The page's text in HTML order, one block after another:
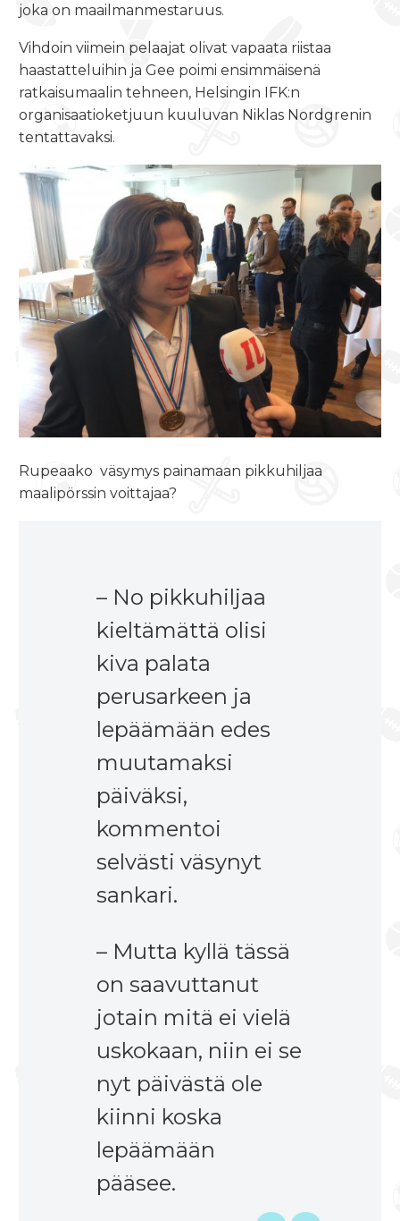
joka on maailmanmestaruus.
Vihdoin viimein pelaajat olivat vapaata riistaa
haastatteluihin ja Gee poimi ensimmäisenä
ratkaisumaalin tehneen, Helsingin IFK:n
organisaatioketjuun kuuluvan Niklas Nordgrenin
tentattavaksi.
Rupeaako väsymys painamaan pikkuhiljaa
maalipörssin voittajaa?
– No pikkuhiljaa
kieltämättä olisi
kiva palata
perusarkeen ja
lepäämään edes
muutamaksi
päiväksi,
kommentoi
selvästi väsynyt
sankari.
– Mutta kyllä tässä
on saavuttanut
jotain mitä ei vielä
uskokaan, niin ei se
nyt päivästä ole
kiinni koska
lepäämään
pääsee.